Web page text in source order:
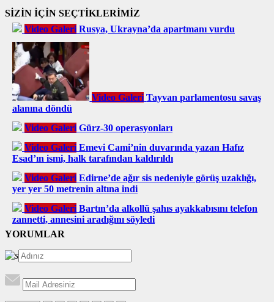
SİZİN İÇİN SEÇTİKLERİMİZ
Video Galeri Rusya, Ukrayna’da apartmanı vurdu
Video Galeri Tayvan parlamentosu savaş
alanına döndü
Video Galeri Gürz-30 operasyonları
Video Galeri Emevi Cami’nin duvarında yazan Hafız
Esad’ın ismi, halk tarafından kaldırıldı
Video Galeri Edirne’de ağır sis nedeniyle görüş uzaklığı,
yer yer 50 metrenin altına indi
Video Galeri Bartın’da alkollü şahıs ayakkabısını telefon
zannetti, annesini aradığını söyledi
YORUMLAR